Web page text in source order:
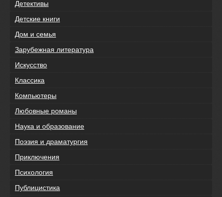
Детективы
Детские книги
Дом и семья
Зарубежная литература
Искусство
Классика
Компьютеры
Любовные романы
Наука и образование
Поэзия и драматургия
Приключения
Психология
Публицистика